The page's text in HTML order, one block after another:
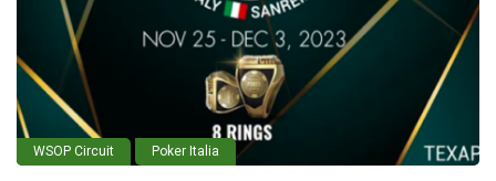
WSOP Circuit Poker Italia